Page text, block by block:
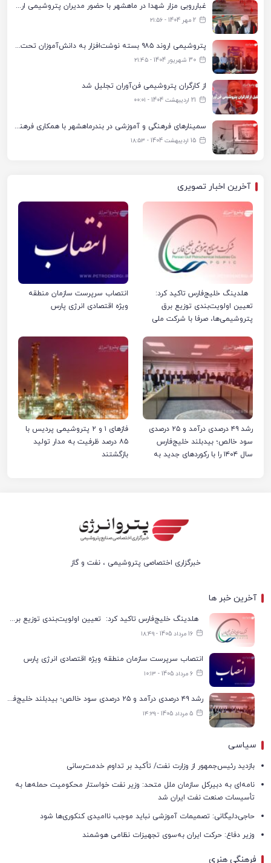
غبارروبی مزار شهدا در ماهشهر با حضور مدیران پتروشیمی اروند و مسئولان شهری
2 مهر 1404 - ۲۱:۵۶
پتروشیمی اروند ۹۸۵ بسته نوشت‌افزار به دانش‌آموزان تحت پوشش کمیته امداد بندرماهشهر اهدا کرد
30 شهریور 1404 - ۲۱:۴۵
از کارگران پتروشیمی فن‌آوران تجلیل شد
21 اردیبهشت 1404 - ۰۰:۰۱
سمینارهای فرهنگی و آموزشی در بندرماهشهر با همکاری فرهنگ‌سرای پتروشیمی مارون
15 اردیبهشت 1404 - ۱۸:۵۳
آخرین اخبار تصویری
هلدینگ خلیج‌فارس تاکید کرد:
تعیین اولویت‌بندی توزیع برق
پتروشیمی‌ها، صرفا با شرکت ملی
انتصاب سرپرست سازمان منطقه
ویژه اقتصادی انرژی پارس
رشد ۴۹ درصدی درآمد و ۲۵ درصدی
سود خالص؛ بیدبلند خلیج‌فارس
سال ۱۴۰۴ را با رکوردهای جدید به
فازهای ۱ و ۲ پتروشیمی پردیس با
۸۵ درصد ظرفیت به مدار تولید
بازگشتند
خبرگزاری اختصاصی پتروشیمی ، نفت و گاز
آخرین خبر ها
هلدینگ خلیج‌فارس تاکید کرد: تعیین اولویت‌بندی توزیع برق پتروشیمی‌ها، صرفا با شرکت ملی صنایع پتروشیمی ایران است
16 مرداد 1405 - ۱۸:۴۹
انتصاب سرپرست سازمان منطقه ویژه اقتصادی انرژی پارس
6 مرداد 1405 - ۱۰:۱۳
رشد ۴۹ درصدی درآمد و ۲۵ درصدی سود خالص؛ بیدبلند خلیج‌فارس سال ۱۴۰۴ را با رکوردهای جدید به پایان رساند
5 مرداد 1405 - ۱۴:۲۹
سیاسی
بازدید رئیس‌جمهور از وزارت نفت/ تأکید بر تداوم خدمت‌رسانی
نامه‌ای به دبیرکل سازمان ملل متحد: وزیر نفت خواستار محکومیت حمله‌ها به
تأسیسات صنعت نفت ایران شد
حاجی‌دلیگانی: تصمیمات آموزشی نباید موجب ناامیدی کنکوری‌ها شود
وزیر دفاع: حرکت ایران به‌سوی تجهیزات نظامی هوشمند
فرهنگی هنری